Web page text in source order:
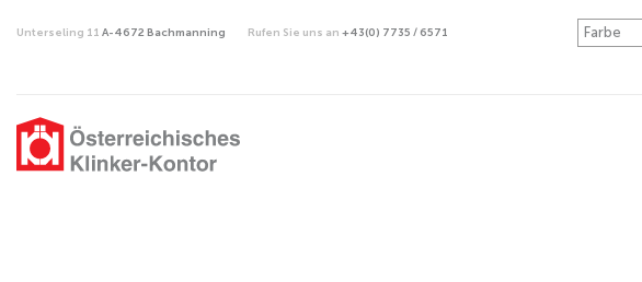
Unterseling 11 A-4672 Bachmanning Rufen Sie uns an +43(0) 7735 / 6571